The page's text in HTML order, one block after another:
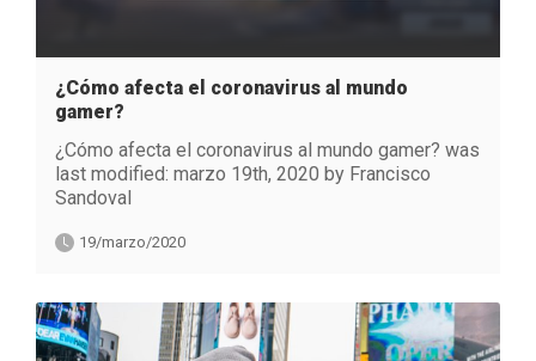
¿Cómo afecta el coronavirus al mundo
gamer?
¿Cómo afecta el coronavirus al mundo gamer? was
last modified: marzo 19th, 2020 by Francisco
Sandoval
19/marzo/2020